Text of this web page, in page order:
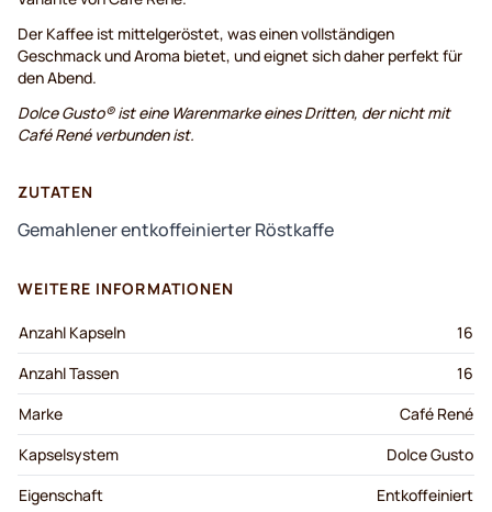
Der Kaffee ist mittelgeröstet, was einen vollständigen
Geschmack und Aroma bietet, und eignet sich daher perfekt für
den Abend.
Dolce Gusto® ist eine Warenmarke eines Dritten, der nicht mit
Café René verbunden ist.
ZUTATEN
Gemahlener entkoffeinierter Röstkaffe
WEITERE INFORMATIONEN
Anzahl Kapseln
16
Anzahl Tassen
16
Marke
Café René
Kapselsystem
Dolce Gusto
Eigenschaft
Entkoffeiniert